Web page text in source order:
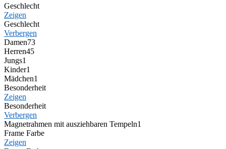
Geschlecht
Zeigen
Geschlecht
Verbergen
Damen73
Herren45
Jungs1
Kinder1
Mädchen1
Besonderheit
Zeigen
Besonderheit
Verbergen
Magnetrahmen mit ausziehbaren Tempeln1
Frame Farbe
Zeigen